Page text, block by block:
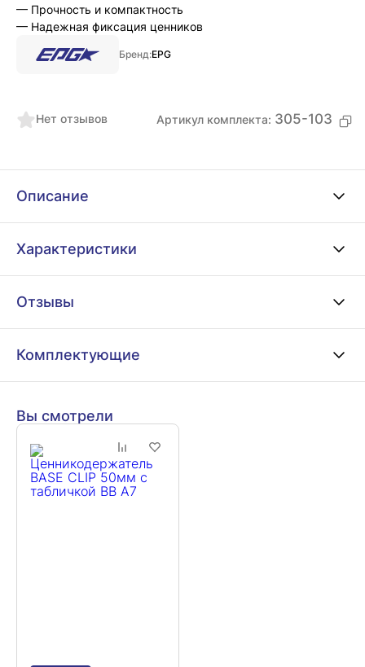
Нет отзывов Артикул комплекта: 305-103
— Прочность и компактность
— Надежная фиксация ценников
Бренд:EPG
Описание
Характеристики
Отзывы
Комплектующие
Вы смотрели